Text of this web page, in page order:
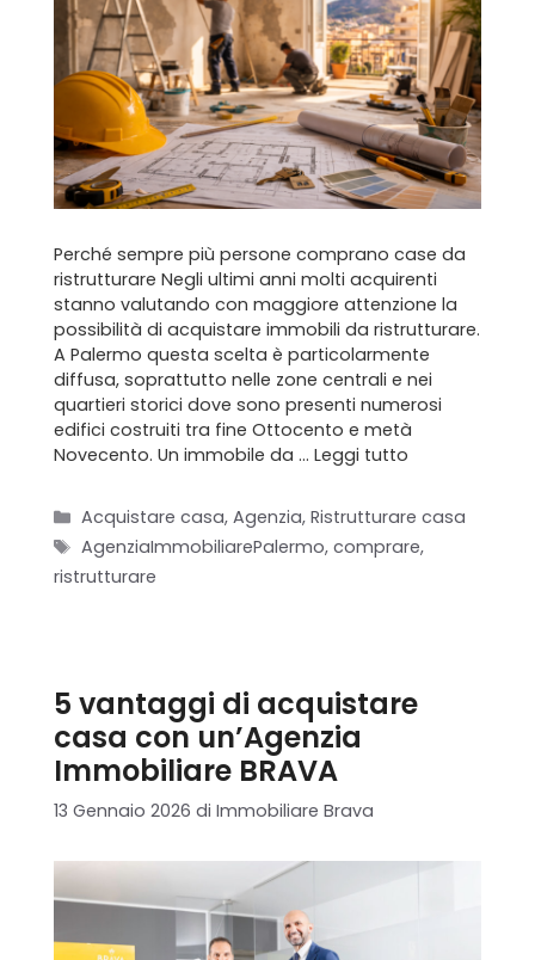
Perché sempre più persone comprano case da
ristrutturare Negli ultimi anni molti acquirenti
stanno valutando con maggiore attenzione la
possibilità di acquistare immobili da ristrutturare.
A Palermo questa scelta è particolarmente
diffusa, soprattutto nelle zone centrali e nei
quartieri storici dove sono presenti numerosi
edifici costruiti tra fine Ottocento e metà
Novecento. Un immobile da … Leggi tutto
Categorie
Acquistare casa,Agenzia,Ristrutturare casa
Tag
AgenziaImmobiliarePalermo,comprare,
ristrutturare
5 vantaggi di acquistare
casa con un’Agenzia
Immobiliare BRAVA
13 Gennaio 2026 di Immobiliare Brava